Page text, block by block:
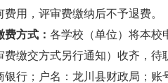
用，评审费缴纳后不予退费。
方式： 各学校（单位）将本校
费缴交方式另行通知）收齐，
行；户名：龙川县财政局；账